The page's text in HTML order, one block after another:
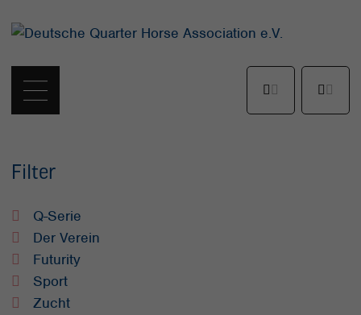
Filter
Q-Serie
Der Verein
Futurity
Sport
Zucht